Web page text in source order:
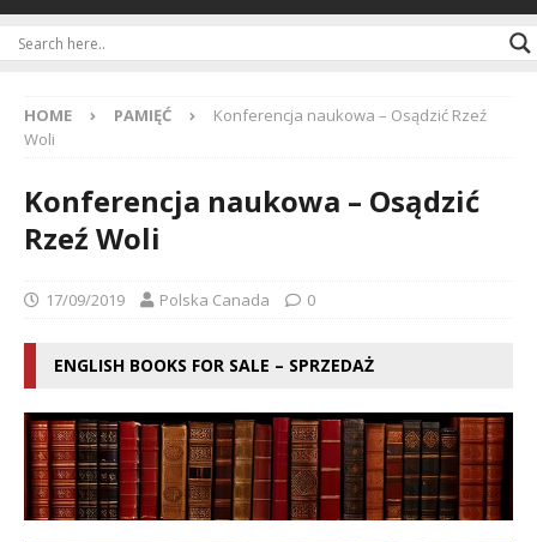
HOME PAMIĘĆ
Konferencja naukowa – Osądzić Rzeź
Woli
Konferencja naukowa – Osądzić
Rzeź Woli
17/09/2019 Polska Canada 0
ENGLISH BOOKS FOR SALE – SPRZEDAŻ